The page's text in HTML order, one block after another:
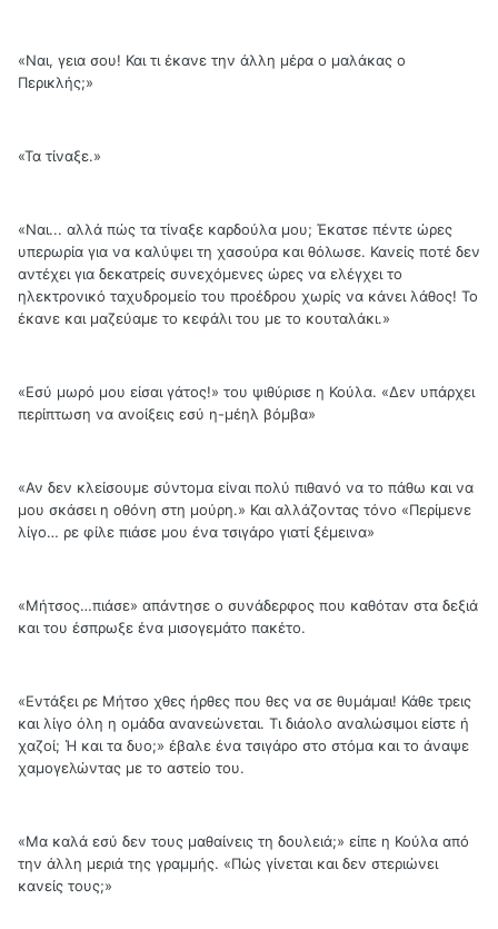
«Ναι, γεια σου! Και τι έκανε την άλλη μέρα ο μαλάκας ο
Περικλής;»
«Τα τίναξε.»
«Ναι... αλλά πώς τα τίναξε καρδούλα μου; Έκατσε πέντε ώρες
υπερωρία για να καλύψει τη χασούρα και θόλωσε. Κανείς ποτέ δεν
αντέχει για δεκατρείς συνεχόμενες ώρες να ελέγχει το
ηλεκτρονικό ταχυδρομείο του προέδρου χωρίς να κάνει λάθος! Το
έκανε και μαζεύαμε το κεφάλι του με το κουταλάκι.»
«Εσύ μωρό μου είσαι γάτος!» του ψιθύρισε η Κούλα. «Δεν υπάρχει
περίπτωση να ανοίξεις εσύ η-μέηλ βόμβα»
«Αν δεν κλείσουμε σύντομα είναι πολύ πιθανό να το πάθω και να
μου σκάσει η οθόνη στη μούρη.» Και αλλάζοντας τόνο «Περίμενε
λίγο… ρε φίλε πιάσε μου ένα τσιγάρο γιατί ξέμεινα»
«Μήτσος…πιάσε» απάντησε ο συνάδερφος που καθόταν στα δεξιά
και του έσπρωξε ένα μισογεμάτο πακέτο.
«Εντάξει ρε Μήτσο χθες ήρθες που θες να σε θυμάμαι! Κάθε τρεις
και λίγο όλη η ομάδα ανανεώνεται. Τι διάολο αναλώσιμοι είστε ή
χαζοί; Ή και τα δυο;» έβαλε ένα τσιγάρο στο στόμα και το άναψε
χαμογελώντας με το αστείο του.
«Μα καλά εσύ δεν τους μαθαίνεις τη δουλειά;» είπε η Κούλα από
την άλλη μεριά της γραμμής. «Πώς γίνεται και δεν στεριώνει
κανείς τους;»